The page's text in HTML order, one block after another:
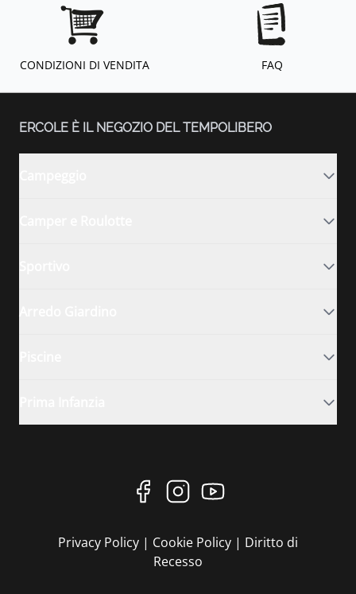
CONDIZIONI DI VENDITA FAQ
ERCOLE È IL NEGOZIO DEL TEMPOLIBERO
Privacy Policy | Cookie Policy | Diritto di
Recesso